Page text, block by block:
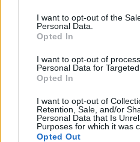
I want to opt-out of the
Personal Data.
Opted In
I want to opt-out of
Personal Data for Targeted
Opted In
I want to opt-out of
Retention, Sale, and/or
Personal Data that Is
Purposes for which it was
Opted Out
Lnd, oggi le
CR sardo può